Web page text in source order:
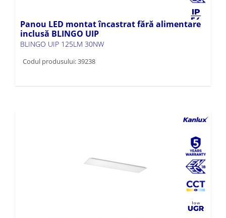
Panou LED montat încastrat fără alimentare
inclusă BLINGO UIP
BLINGO UIP 125LM 30NW
Codul produsului: 39238